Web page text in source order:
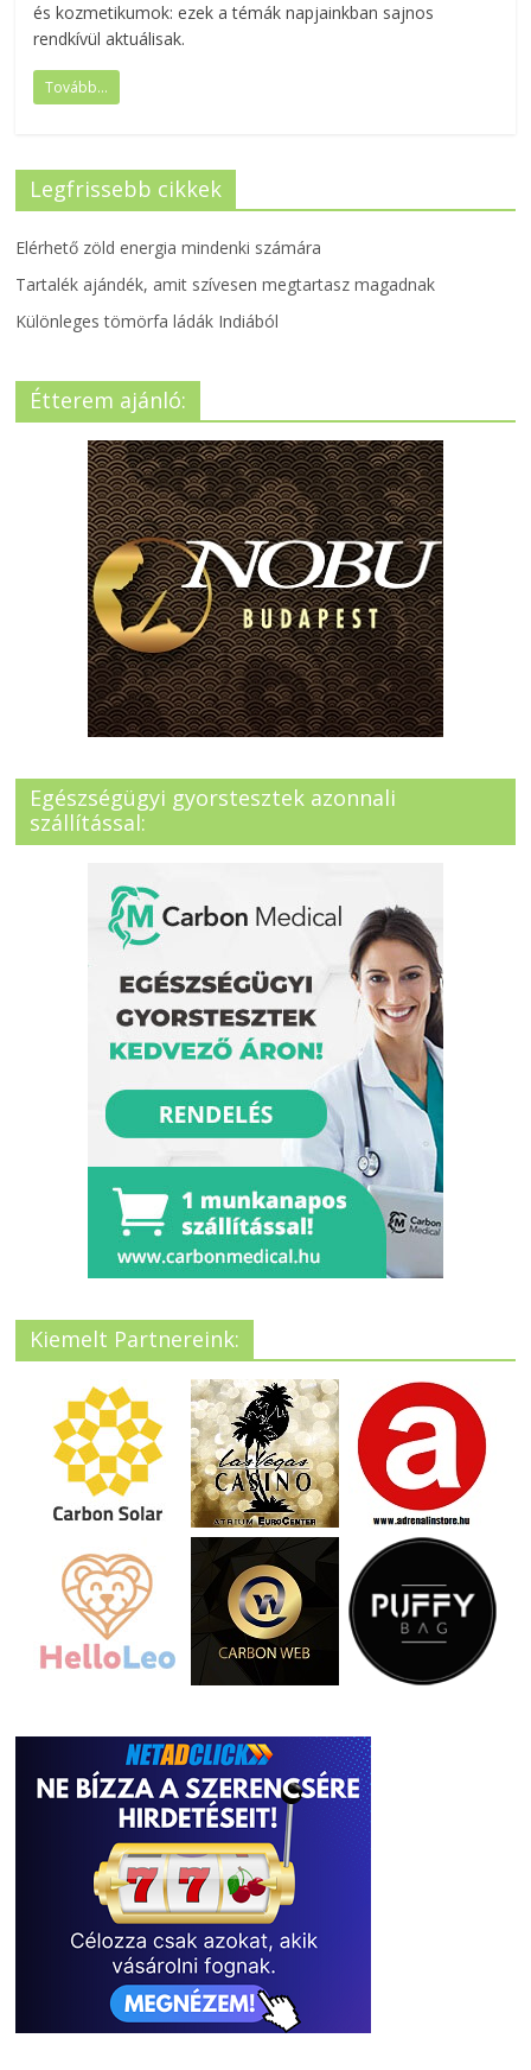
és kozmetikumok: ezek a témák napjainkban sajnos
rendkívül aktuálisak.
Tovább...
Legfrissebb cikkek
Elérhető zöld energia mindenki számára
Tartalék ajándék, amit szívesen megtartasz magadnak
Különleges tömörfa ládák Indiából
Étterem ajánló:
Egészségügyi gyorstesztek azonnali
szállítással:
Kiemelt Partnereink: